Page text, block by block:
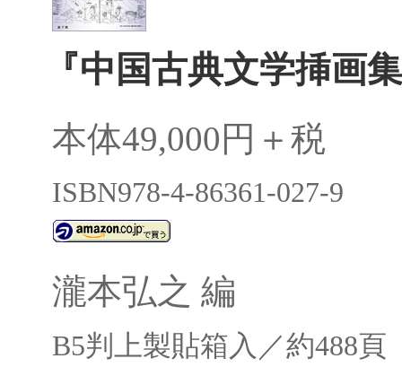
『中国古典文学挿画
本体49,000円＋税
ISBN978-4-86361-027-9
瀧本弘之 編
B5判上製貼箱入／約488頁